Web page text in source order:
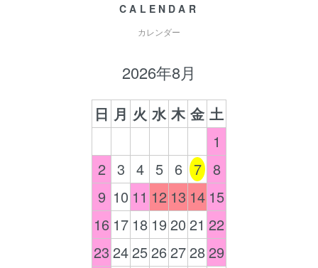
CALENDAR
カレンダー
2026年8月
日 月 火 水 木 金 土
1
2 3 4 5 6 7 8
9 10 11 12 13 14 15
16 17 18 19 20 21 22
23 24 25 26 27 28 29